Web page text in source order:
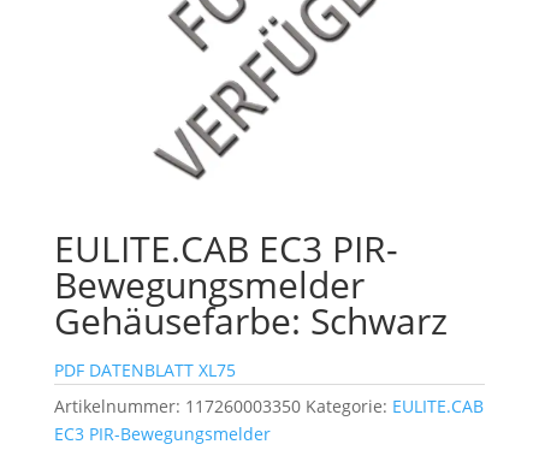
EULITE.CAB EC3 PIR-
Bewegungsmelder
Gehäusefarbe: Schwarz
PDF DATENBLATT XL75
Artikelnummer: 117260003350 Kategorie: EULITE.CAB
EC3 PIR-Bewegungsmelder